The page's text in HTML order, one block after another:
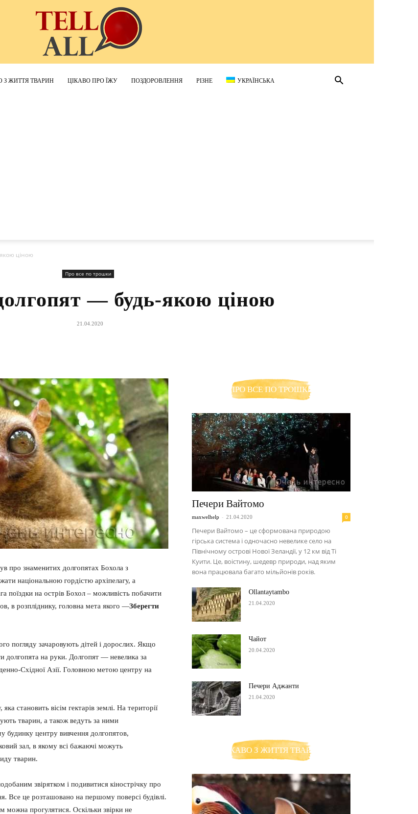
З ЖИТТЯ ТВАРИН ЦІКАВО ПРО ЇЖУ ПОЗДОРОВЛЕННЯ РІЗНЕ УКРАЇНСЬКА
ціною
Про все по трошки
— будь-якою ціною
21.04.2020
про знаменитих долгопятах Бохола з
національною гордістю архіпелагу, а
поїздки на острів Бохол – можливість побачити
в розпліднику, головна мета якого —Зберегти
погляду зачаровують дітей і дорослих. Якщо
долгопята на руки. Долгопят — невелика за
Східної Азії. Головною метою центру на
становить вісім гектарів землі. На території
тварин, а також ведуть за ними
будинку центру вивчення долгопятов,
зал, в якому всі бажаючі можуть
тварин.
звірятком і подивитися кінострічку про
Все це розташовано на першому поверсі будівлі.
можна прогулятися. Оскільки звірки не
ПРО ВСЕ ПО ТРОШКИ
Печери Вайтомо
maxwelhelp - 21.04.2020 0
Печери Вайтомо – це сформована природою
гірська система і одночасно невелике село на
Північному острові Нової Зеландії, у 12 км від Ті
Куити. Це, воістину, шедевр природи, над яким
вона працювала багато мільйонів років.
Ollantaytambo
21.04.2020
Чайот
20.04.2020
Печери Аджанти
21.04.2020
ЦІКАВО З ЖИТТЯ ТВАРИН